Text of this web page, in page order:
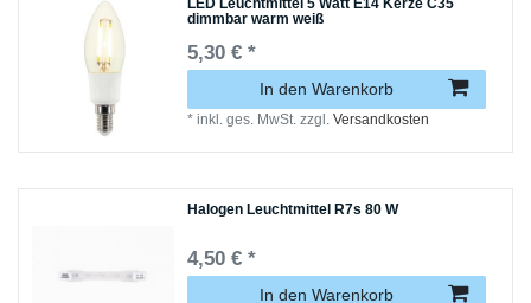
LED Leuchtmittel 5 Watt E14 Kerze C35
dimmbar warm weiß
5,30 € *
In den Warenkorb
*inkl. ges. MwSt. zzgl.Versandkosten
Halogen Leuchtmittel R7s 80 W
4,50 € *
In den Warenkorb